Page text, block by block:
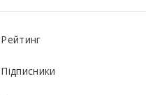
Рейтинг
Підписники